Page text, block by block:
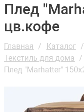
Плед
цв.кофе
Главная Каталог
Текстиль для дома
Плед "Marhatter"